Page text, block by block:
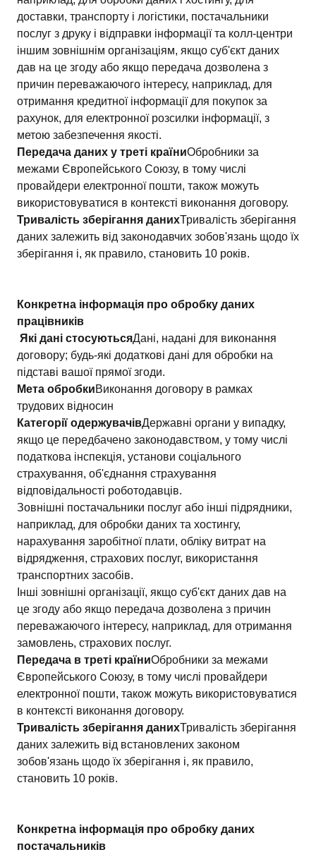
доставки, транспорту і логістики, постачальники
послуг з друку і відправки інформації та колл-центри
іншим зовнішнім організаціям, якщо суб'єкт даних
дав на це згоду або якщо передача дозволена з
причин переважаючого інтересу, наприклад, для
отримання кредитної інформації для покупок за
рахунок, для електронної розсилки інформації, з
метою забезпечення якості.
Передача даних у треті країниОбробники за
межами Європейського Союзу, в тому числі
провайдери електронної пошти, також можуть
використовуватися в контексті виконання договору.
Тривалість зберігання данихТривалість зберігання
даних залежить від законодавчих зобов'язань щодо їх
зберігання і, як правило, становить 10 років.
Конкретна інформація про обробку даних
працівників
Які дані стосуютьсяДані, надані для виконання
договору; будь-які додаткові дані для обробки на
підставі вашої прямої згоди.
Мета обробкиВиконання договору в рамках
трудових відносин
Категорії одержувачівДержавні органи у випадку,
якщо це передбачено законодавством, у тому числі
податкова інспекція, установи соціального
страхування, об'єднання страхування
відповідальності роботодавців.
Зовнішні постачальники послуг або інші підрядники,
наприклад, для обробки даних та хостингу,
нарахування заробітної плати, обліку витрат на
відрядження, страхових послуг, використання
транспортних засобів.
Інші зовнішні організації, якщо суб'єкт даних дав на
це згоду або якщо передача дозволена з причин
переважаючого інтересу, наприклад, для отримання
замовлень, страхових послуг.
Передача в треті країниОбробники за межами
Європейського Союзу, в тому числі провайдери
електронної пошти, також можуть використовуватися
в контексті виконання договору.
Тривалість зберігання данихТривалість зберігання
даних залежить від встановлених законом
зобов'язань щодо їх зберігання і, як правило,
становить 10 років.
Конкретна інформація про обробку даних
постачальників